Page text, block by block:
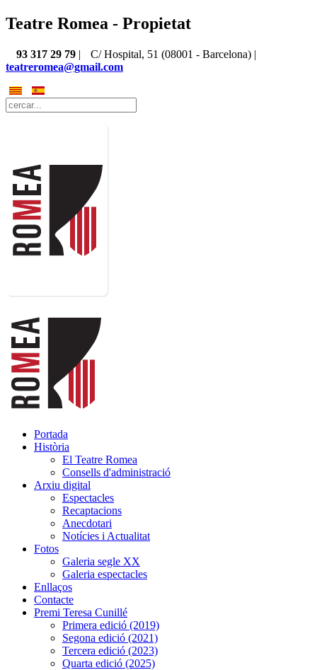
Teatre Romea - Propietat
93 317 29 79 |
C/ Hospital, 51 (08001 - Barcelona) |
teatreromea@gmail.com
Portada
Història
El Teatre Romea
Consells d'administració
Arxiu digital
Espectacles
Recaptacions
Anecdotari
Notícies i Actualitat
Fotos
Galeria segle XX
Galeria espectacles
Enllaços
Contacte
Premi Teresa Cunillé
Primera edició (2019)
Segona edició (2021)
Tercera edició (2023)
Quarta edició (2025)